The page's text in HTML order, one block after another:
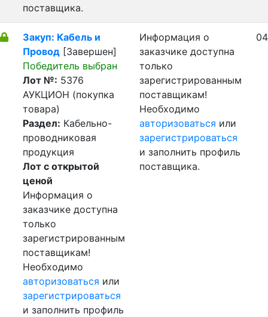
поставщика.
Закуп: Кабель и
Провод [Завершен]
Победитель выбран
Лот №: 5376
АУКЦИОН (покупка
товара)
Раздел: Кабельно-
проводниковая
продукция
Лот с открытой
ценой
Информация о
заказчике доступна
только
зарегистрированным
поставщикам!
Необходимо
авторизоваться или
зарегистрироваться
и заполнить профиль
Информация о
заказчике доступна
только
зарегистрированным
поставщикам!
Необходимо
авторизоваться или
зарегистрироваться
и заполнить профиль
поставщика.